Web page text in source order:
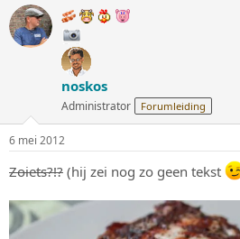
r
d
e
noskos
Administrator Forumleiding
6 mei 2012
Zoiets?!? (hij zei nog zo geen tekst